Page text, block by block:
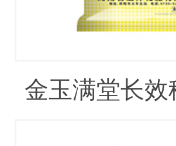
金玉满堂长效